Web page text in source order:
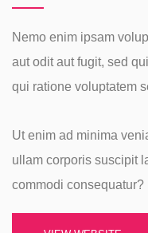
Nemo enim ipsam
aut odit aut fugit, sed
qui ratione voluptatem
Ut enim ad minima
ullam corporis suscipit
commodi consequatur?